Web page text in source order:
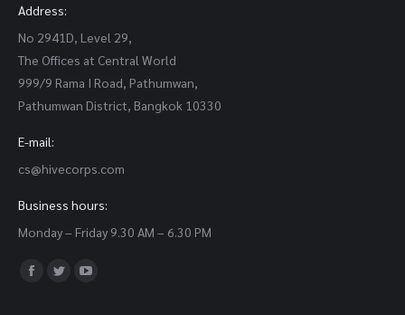
Address:
No 2941D, Level 29,
The Offices at Central World
999/9 Rama I Road, Pathumwan,
Pathumwan District, Bangkok 10330
E-mail:
cs@hivecorps.com
Business hours:
Monday – Friday 9.30 AM – 6.30 PM
Find us on:
Facebook
Twitter